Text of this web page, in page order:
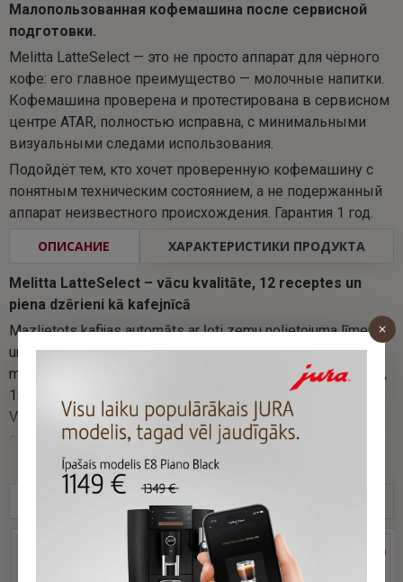
Малопользованная кофемашина после сервисной
подготовки.
Melitta LatteSelect — это не просто аппарат для чёрного
кофе: его главное преимущество — молочные напитки.
Кофемашина проверена и протестирована в сервисном
центре ATAR, полностью исправна, с минимальными
визуальными следами использования.
Подойдёт тем, кто хочет проверенную кофемашину с
понятным техническим состоянием, а не подержанный
аппарат неизвестного происхождения. Гарантия 1 год.
ОПИСАНИЕ
ХАРАКТЕРИСТИКИ ПРОДУКТА
Melitta LatteSelect – vācu kvalitāte, 12 receptes un
piena dzērieni kā kafejnīcā
Mazlietots kafijas automāts ar ļoti zemu nolietojuma līmeni
un pilnu 12 mēnešu garantiju. Melitta LatteSelect nav tikai
melnās kafijas aparāts — tā galvenā vērtība ir piena dzērieni,
12 receptes un divas pupiņu tvertnes dažādām gaumēm.
Vienā aparātā pietiek gan espresso un caffè crema
cienītājiem, gan tiem, kuri ikdienā izvēlas cappuccino, latte
macchiato, flat white vai americano.
Iecienītie dzērieni ar vienu pieskārienu
Izbaudiet kafijas brīžus kā kafejnīcā — cappuccino, latte
macchiato un flat white kļūst vienkārši pagatavojami bez
В ЭТОЙ ЖЕ ГРУППЕ ТОВАРОВ ПОХОЖИЕ ТОВАРЫ
-32 % РАСПРОДАНО